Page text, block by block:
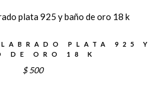
PLATA 925 Y
DE ORO 18 K
$ 500